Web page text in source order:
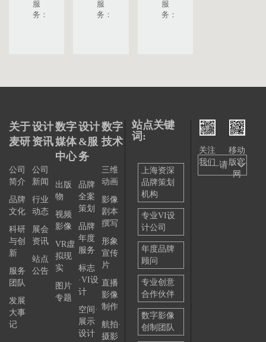
服
务：
服
务：
服
务：
关于
麦研
公司
简介
品牌
文化
科研
与创
新
服务
团队
发展
大事
记
设计
资讯
公司
新闻
行业
动态
展会
资讯
站点
公告
数字
媒体
中心
出版
物
视频
影像
VR虚
拟现
实
图片
专题
设计
&服
务
品牌
全案
策划
品牌
年度
服务
标志
·VI设
计
空间·
展示
设计
数字
技术
三维
动画
影像
剧本
撰写
形象
宣传
片
直播
影像
制作
航拍·
摄影
站点关键
词:
上海资深
品牌策划
机构
专业VI设
计公司
年度品牌
顾问
专业创意
合作伙伴
数字影像
创制团队
关注
我们
移动
版官
网
——请